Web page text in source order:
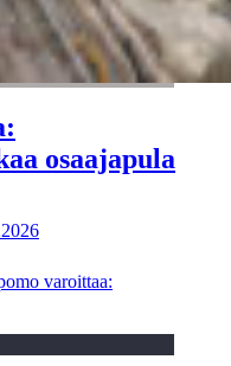
osaajapula
varoittaa: